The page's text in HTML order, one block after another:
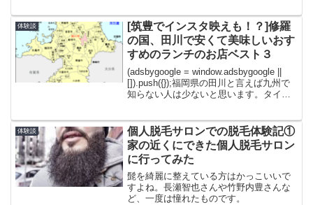
この記事でわかることカルティエの魅力
についてサントスデュ...
体験談
[筑豊でインスタ映えも！？]修羅
の国、田川で安くて美味しいおす
すめのランチのお店ベスト３
(adsbygoogle = window.adsbygoogle ||
[]).push({});福岡県の田川と言えば九州で
知らない人は少ないと思います。タイト
きます...
体験談
個人脱毛サロンでの脱毛体験記①
家の近くにできた個人脱毛サロン
に行ってみた
髭を綺麗に整えている方はかっこいいで
すよね。長瀬智也さんや竹野内豊さんな
ど、一度は憧れたものです。